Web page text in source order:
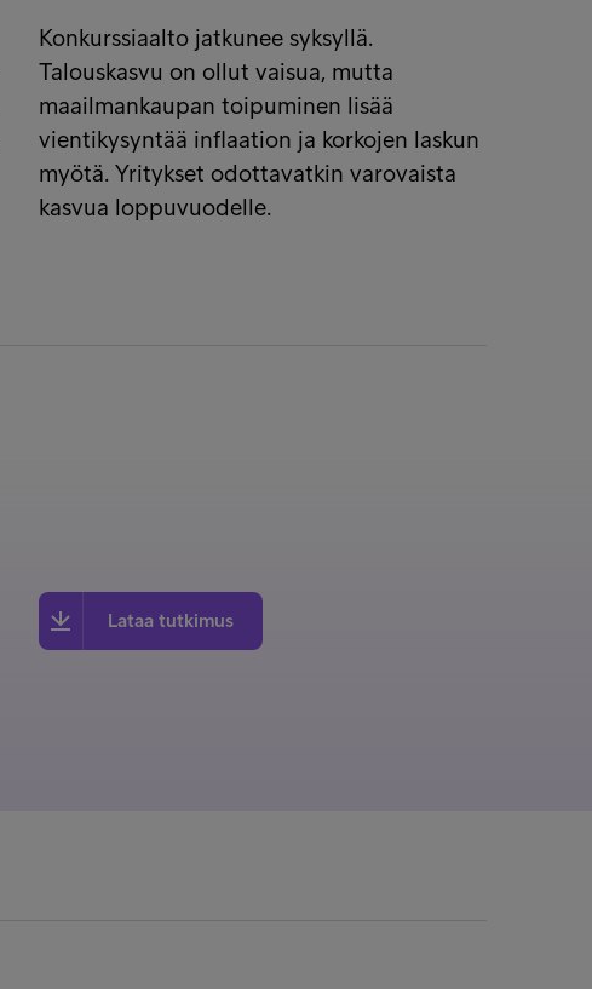
Konkurssiaalto jatkunee syksyllä.
Talouskasvu on ollut vaisua, mutta
maailmankaupan toipuminen lisää
vientikysyntää inflaation ja korkojen laskun
myötä. Yritykset odottavatkin varovaista
kasvua loppuvuodelle.
Lataa tutkimus